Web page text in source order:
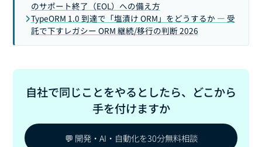
のサポート終了（EOL）への備え方
TypeORM 1.0 到達で「塩漬け ORM」をどうするか — 受
託で下すレガシー ORM 継続/移行の判断 2026
自社で同じことをやるとしたら、どこから
手を付けますか
💬 開発・AI・自動化を30分無料相談